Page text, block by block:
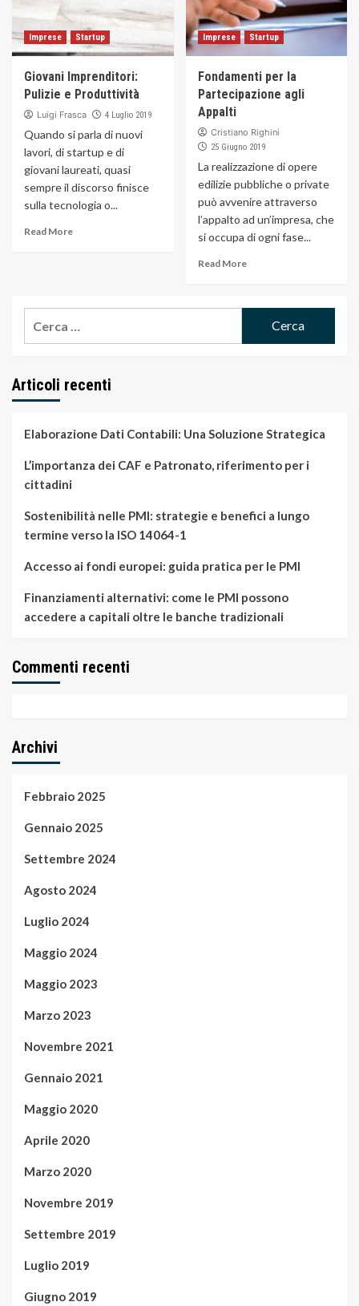
Imprese Startup
Giovani Imprenditori:
Pulizie e Produttività
Luigi Frasca 4 Luglio 2019
Quando si parla di nuovi
lavori, di startup e di
giovani laureati, quasi
sempre il discorso finisce
sulla tecnologia o...
Read More
Imprese Startup
Fondamenti per la
Partecipazione agli
Appalti
Cristiano Righini
25 Giugno 2019
La realizzazione di opere
edilizie pubbliche o private
può avvenire attraverso
l’appalto ad un’impresa, che
si occupa di ogni fase...
Read More
Articoli recenti
Elaborazione Dati Contabili: Una Soluzione Strategica
L’importanza dei CAF e Patronato, riferimento per i
cittadini
Sostenibilità nelle PMI: strategie e benefici a lungo
termine verso la ISO 14064-1
Accesso ai fondi europei: guida pratica per le PMI
Finanziamenti alternativi: come le PMI possono
accedere a capitali oltre le banche tradizionali
Commenti recenti
Archivi
Febbraio 2025
Gennaio 2025
Settembre 2024
Agosto 2024
Luglio 2024
Maggio 2024
Maggio 2023
Marzo 2023
Novembre 2021
Gennaio 2021
Maggio 2020
Aprile 2020
Marzo 2020
Novembre 2019
Settembre 2019
Luglio 2019
Giugno 2019